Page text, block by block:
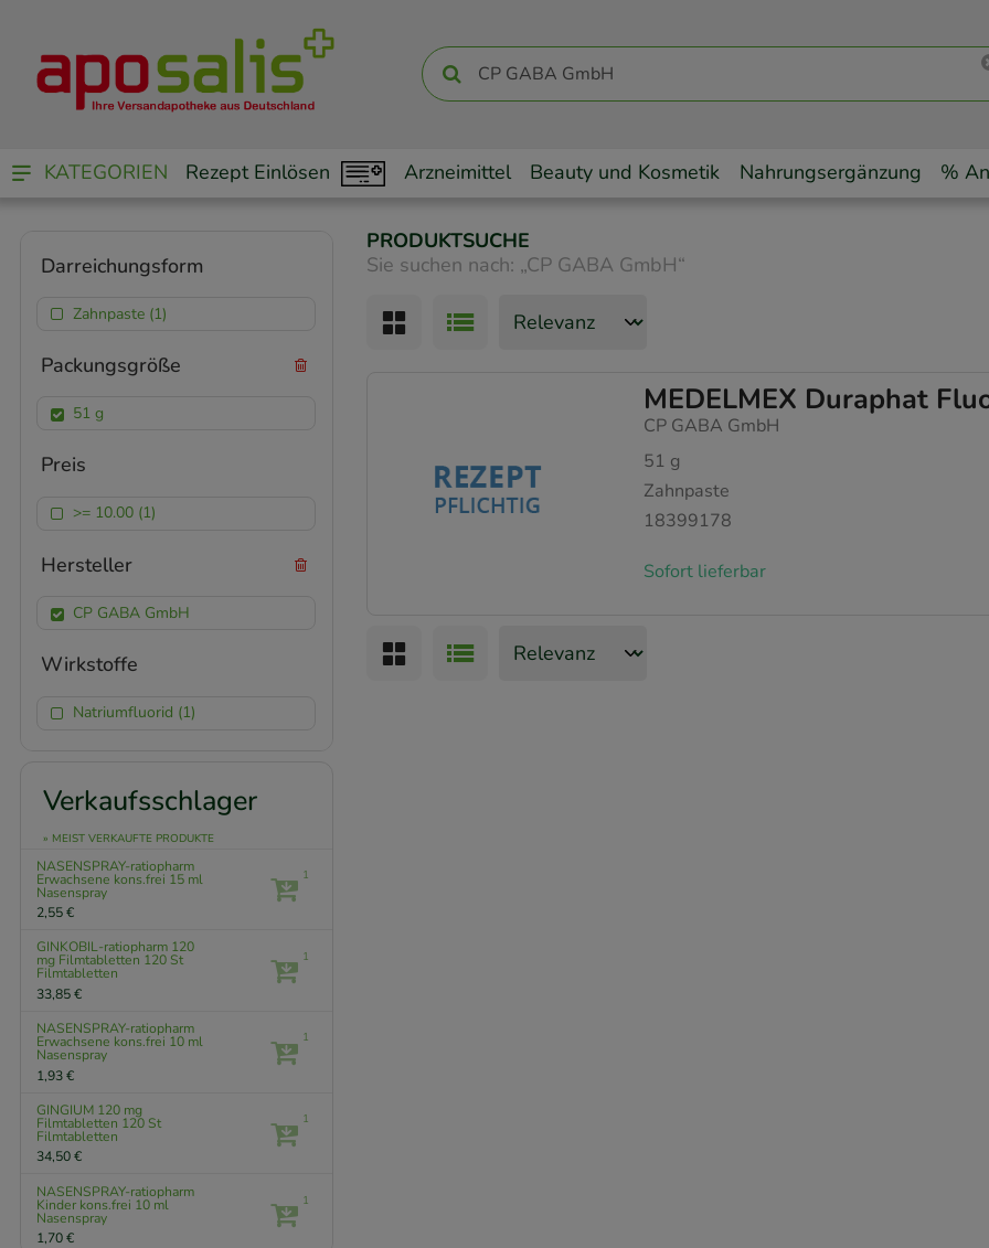
KATEGORIEN Rezept Einlösen Arzneimittel Beauty und Kosmetik Nahrungsergänzung %
PRODUKTSUCHE
Sie suchen nach: „CP GABA GmbH“
MEDELMEX Duraphat
CP GABA GmbH
51 g
Zahnpaste
18399178
Sofort lieferbar
Darreichungsform
Zahnpaste (1)
Packungsgröße
51 g
Preis
>= 10.00 (1)
Hersteller
CP GABA GmbH
Wirkstoffe
Natriumfluorid (1)
Verkaufsschlager
» MEIST VERKAUFTE PRODUKTE
NASENSPRAY-ratiopharm
Erwachsene kons.frei 15 ml
Nasenspray
2,55 €
1
GINKOBIL-ratiopharm 120
mg Filmtabletten 120 St
Filmtabletten
33,85 €
1
NASENSPRAY-ratiopharm
Erwachsene kons.frei 10 ml
Nasenspray
1,93 €
1
GINGIUM 120 mg
Filmtabletten 120 St
Filmtabletten
34,50 €
1
NASENSPRAY-ratiopharm
Kinder kons.frei 10 ml
Nasenspray
1,70 €
1